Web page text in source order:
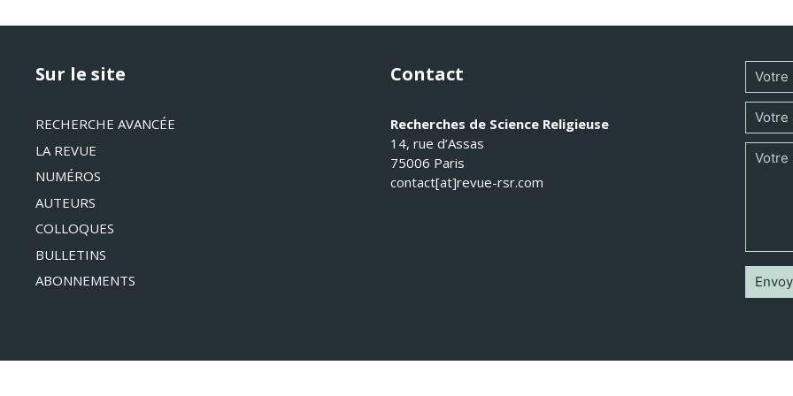
Sur le site
RECHERCHE AVANCÉE
LA REVUE
NUMÉROS
AUTEURS
COLLOQUES
BULLETINS
ABONNEMENTS
Contact
Recherches de Science Religieuse
14, rue d’Assas
75006 Paris
contact[at]revue-rsr.com